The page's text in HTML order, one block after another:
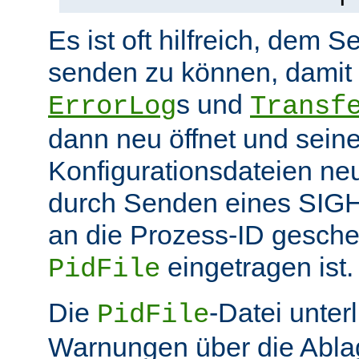
Es ist oft hilfreich, dem
senden zu können,
ErrorLogs und
dann neu öffnet und
Konfigurationsdateien
durch Senden eines
an die Prozess-ID
PidFile eingetragen ist.
Die PidFile-Datei
Warnungen über die